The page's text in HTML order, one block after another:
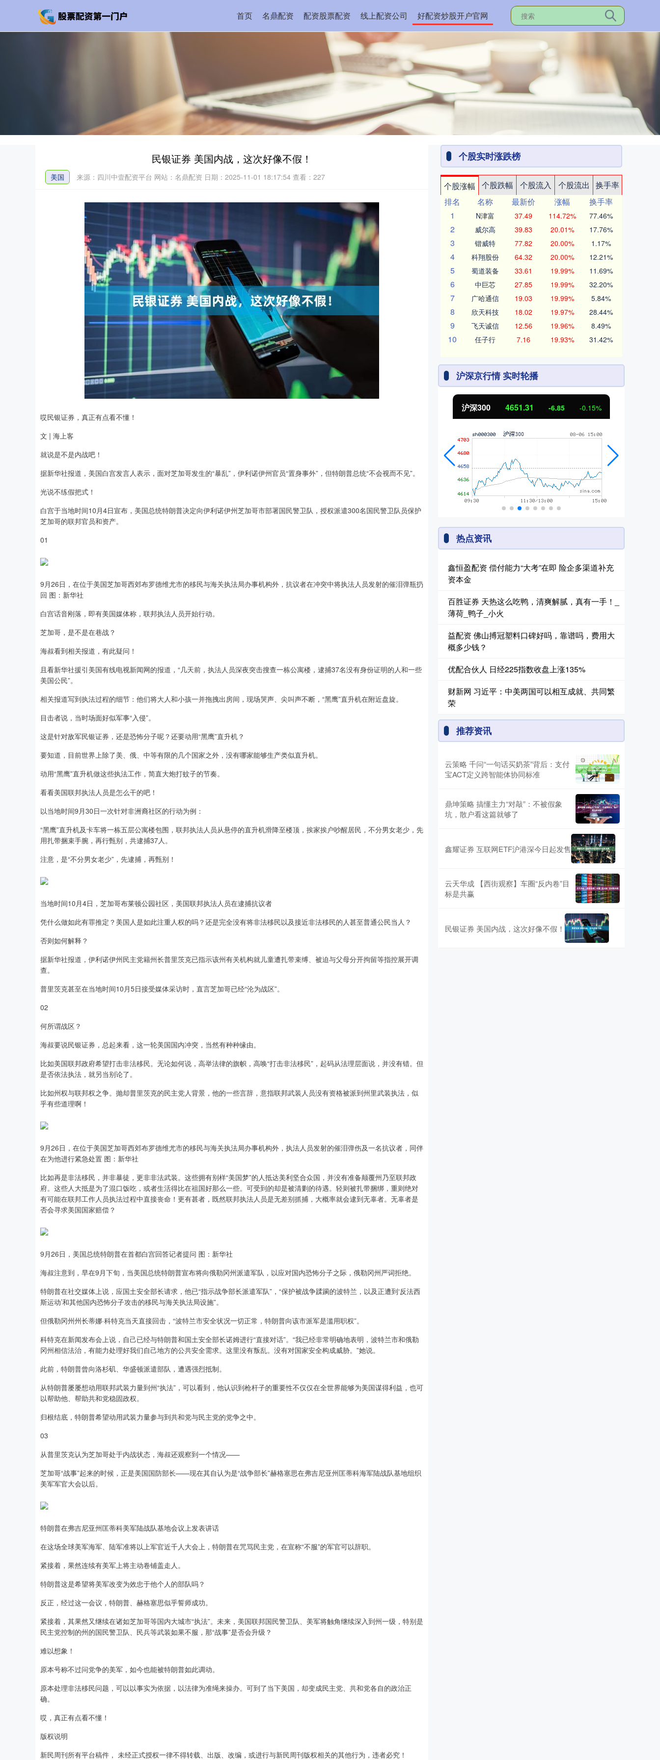
首页 名鼎配资 配资股票配资 线上配资公司 好配资炒股开户官网
民银证券 美国内战，这次好像不假！
美国 来源：四川中壹配资平台 网站：名鼎配资 日期：2025-11-01 18:17:54 查看：227
哎民银证券，真正有点看不懂！
文 | 海上客
就说是不是内战吧！
据新华社报道，美国白宫发言人表示，面对芝加哥发生的“暴乱”，伊利诺伊州官员“置身事外”，但特朗普总统“不会视而不见”。
光说不练假把式！
白宫于当地时间10月4日宣布，美国总统特朗普决定向伊利诺伊州芝加哥市部署国民警卫队，授权派遣300名国民警卫队员保护
芝加哥的联邦官员和资产。
01
9月26日，在位于美国芝加哥西郊布罗德维尤市的移民与海关执法局办事机构外，抗议者在冲突中将执法人员发射的催泪弹瓶扔
回 图：新华社
白宫话音刚落，即有美国媒体称，联邦执法人员开始行动。
芝加哥，是不是在巷战？
海叔看到相关报道，有此疑问！
且看新华社援引美国有线电视新闻网的报道，“几天前，执法人员深夜突击搜查一栋公寓楼，逮捕37名没有身份证明的人和一些
美国公民”。
相关报道写到执法过程的细节：他们将大人和小孩一并拖拽出房间，现场哭声、尖叫声不断，“黑鹰”直升机在附近盘旋。
目击者说，当时场面好似军事“入侵”。
这是针对敌军民银证券，还是恐怖分子呢？还要动用“黑鹰”直升机？
要知道，目前世界上除了美、俄、中等有限的几个国家之外，没有哪家能够生产类似直升机。
动用“黑鹰”直升机做这些执法工作，简直大炮打蚊子的节奏。
看看美国联邦执法人员是怎么干的吧！
以当地时间9月30日一次针对非洲裔社区的行动为例：
“黑鹰”直升机及卡车将一栋五层公寓楼包围，联邦执法人员从悬停的直升机滑降至楼顶，挨家挨户吵醒居民，不分男女老少，先
用扎带捆束手腕，再行甄别，共逮捕37人。
注意，是“不分男女老少”，先逮捕，再甄别！
当地时间10月4日，芝加哥布莱顿公园社区，美国联邦执法人员在逮捕抗议者
凭什么做如此有罪推定？美国人是如此注重人权的吗？还是完全没有将非法移民以及接近非法移民的人甚至普通公民当人？
否则如何解释？
据新华社报道，伊利诺伊州民主党籍州长普里茨克已指示该州有关机构就儿童遭扎带束缚、被迫与父母分开拘留等指控展开调
查。
普里茨克甚至在当地时间10月5日接受媒体采访时，直言芝加哥已经“沦为战区”。
02
何所谓战区？
海叔要说民银证券，总起来看，这一轮美国国内冲突，当然有种种缘由。
比如美国联邦政府希望打击非法移民。无论如何说，高举法律的旗帜，高唤“打击非法移民”，起码从法理层面说，并没有错。但
是否依法执法，就另当别论了。
比如州权与联邦权之争。抛却普里茨克的民主党人背景，他的一些言辞，意指联邦武装人员没有资格被派到州里武装执法，似
乎有些道理啊！
9月26日，在位于美国芝加哥西郊布罗德维尤市的移民与海关执法局办事机构外，执法人员发射的催泪弹伤及一名抗议者，同伴
在为他进行紧急处置 图：新华社
比如再是非法移民，并非暴徒，更非非法武装。这些拥有别样“美国梦”的人抵达美利坚合众国，并没有准备颠覆州乃至联邦政
府。这些人大抵是为了混口饭吃，或者生活得比在祖国好那么一些。可受到的却是被清剿的待遇。轻则被扎带捆绑，重则绝对
有可能在联邦工作人员执法过程中直接丧命！更有甚者，既然联邦执法人员是无差别抓捕，大概率就会逮到无辜者。无辜者是
否会寻求美国国家赔偿？
9月26日，美国总统特朗普在首都白宫回答记者提问 图：新华社
海叔注意到，早在9月下旬，当美国总统特朗普宣布将向俄勒冈州派遣军队，以应对国内恐怖分子之际，俄勒冈州严词拒绝。
特朗普在社交媒体上说，应国土安全部长请求，他已“指示战争部长派遣军队”，“保护被战争蹂躏的波特兰，以及正遭到‘反法西
斯运动’和其他国内恐怖分子攻击的移民与海关执法局设施”。
但俄勒冈州州长蒂娜·科特克当天直接回击，“波特兰市安全状况一切正常，特朗普向该市派军是滥用职权”。
科特克在新闻发布会上说，自己已经与特朗普和国土安全部长诺姆进行“直接对话”。“我已经非常明确地表明，波特兰市和俄勒
冈州相信法治，有能力处理好我们自己地方的公共安全需求。这里没有叛乱。没有对国家安全构成威胁。”她说。
此前，特朗普曾向洛杉矶、华盛顿派遣部队，遭遇强烈抵制。
从特朗普屡屡想动用联邦武装力量到州“执法”，可以看到，他认识到枪杆子的重要性不仅仅在全世界能够为美国谋得利益，也可
以帮助他、帮助共和党稳固政权。
归根结底，特朗普希望动用武装力量参与到共和党与民主党的党争之中。
03
从普里茨克认为芝加哥处于内战状态，海叔还观察到一个情况——
芝加哥“战事”起来的时候，正是美国国防部长——现在其自认为是“战争部长”赫格塞思在弗吉尼亚州匡蒂科海军陆战队基地组织
美军军官大会以后。
特朗普在弗吉尼亚州匡蒂科美军陆战队基地会议上发表讲话
在这场全球美军海军、陆军准将以上军官近千人大会上，特朗普在咒骂民主党，在宣称“不服”的军官可以辞职。
紧接着，果然连续有美军上将主动卷铺盖走人。
特朗普这是希望将美军改变为效忠于他个人的部队吗？
反正，经过这一会议，特朗普、赫格塞思似乎誓师成功。
紧接着，其果然又继续在诸如芝加哥等国内大城市“执法”。未来，美国联邦国民警卫队、美军将触角继续深入到州一级，特别是
民主党控制的州的国民警卫队、民兵等武装如果不服，那“战事”是否会升级？
难以想象！
原本号称不过问党争的美军，如今也能被特朗普如此调动。
原本处理非法移民问题，可以以事实为依据，以法律为准绳来操办。可到了当下美国，却变成民主党、共和党各自的政治正
确。
哎，真正有点看不懂！
版权说明
新民周刊所有平台稿件， 未经正式授权一律不得转载、出版、改编，或进行与新民周刊版权相关的其他行为，违者必究！
个股实时涨跌榜
个股涨幅 个股跌幅 个股流入 个股流出
换手率
排名
名称 最新价 涨幅
换手率
1
N津富 37.49 114.72% 77.46%
2 威尔高 39.83 20.01% 17.76%
3 锴威特 77.82 20.00% 1.17%
4 科翔股份 64.32 20.00% 12.21%
5 蜀道装备 33.61 19.99% 11.69%
6 中巨芯 27.85 19.99% 32.20%
7 广哈通信 19.03 19.99% 5.84%
8 欣天科技 18.02 19.97% 28.44%
9 飞天诚信 12.56 19.96% 8.49%
10 任子行 7.16 19.93% 31.42%
沪深京行情 实时轮播
北证50 1122.88 3.42 0.30%
热点资讯
鑫恒盈配资 偿付能力“大考”在即 险企多渠道补充
资本金
百胜证券 天热这么吃鸭，清爽解腻，真有一手！_
薄荷_鸭子_小火
益配资 佛山搏冠塑料口碑好吗，靠谱吗，费用大
概多少钱？
优配合伙人 日经225指数收盘上涨135%
财新网 习近平：中美两国可以相互成就、共同繁
荣
推荐资讯
云策略 千问“一句话买奶茶”背后：支付
宝ACT定义跨智能体协同标准
鼎坤策略 搞懂主力“对敲”：不被假象
坑，散户看这篇就够了
鑫耀证券 互联网ETF沪港深今日起发售
云天华成 【西街观察】车圈“反内卷”目
标是共赢
民银证券 美国内战，这次好像不假！